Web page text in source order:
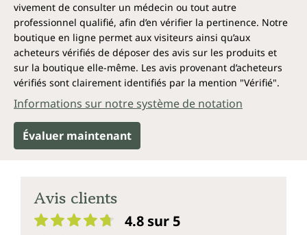
vivement de consulter un médecin ou tout autre
professionnel qualifié, afin d’en vérifier la pertinence. Notre
boutique en ligne permet aux visiteurs ainsi qu’aux
acheteurs vérifiés de déposer des avis sur les produits et
sur la boutique elle-même. Les avis provenant d’acheteurs
vérifiés sont clairement identifiés par la mention "Vérifié".
Informations sur notre système de notation
Évaluer maintenant
Avis clients
4.8 sur 5